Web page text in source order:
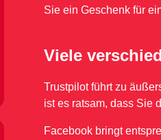
Sie ein Geschenk für
Viele
Trustpilot führt zu
ist es ratsam, dass Sie
Facebook bringt